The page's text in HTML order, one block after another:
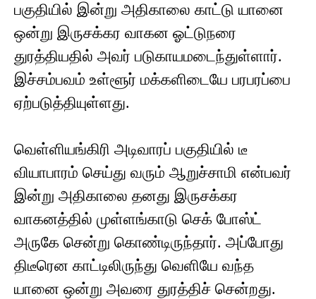
பகுதியில் இன்று அதிகாலை காட்டு யானை
ஒன்று இருசக்கர வாகன ஓட்டுநரை
துரத்தியதில் அவர் படுகாயமடைந்துள்ளார்.
இச்சம்பவம் உள்ளூர் மக்களிடையே பரபரப்பை
ஏற்படுத்தியுள்ளது.
வெள்ளியங்கிரி அடிவாரப் பகுதியில் டீ
வியாபாரம் செய்து வரும் ஆறுச்சாமி என்பவர்
இன்று அதிகாலை தனது இருசக்கர
வாகனத்தில் முள்ளங்காடு செக் போஸ்ட்
அருகே சென்று கொண்டிருந்தார். அப்போது
திடீரென காட்டிலிருந்து வெளியே வந்த
யானை ஒன்று அவரை துரத்திச் சென்றது.